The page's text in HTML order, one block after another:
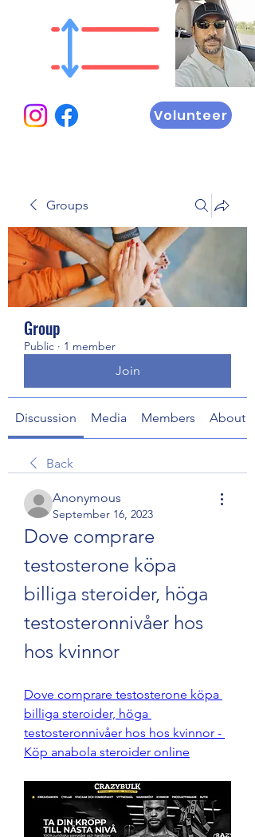
Volunteer
Groups
Group
Public · 1 member
Join
Discussion Media Members About
Back
Anonymous
September 16, 2023
Dove comprare
testosterone köpa
billiga steroider, höga
testosteronnivåer hos
hos kvinnor
Dove comprare testosterone köpa
billiga steroider, höga
testosteronnivåer hos hos kvinnor -
Köp anabola steroider online